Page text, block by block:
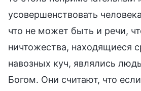
усовершенствовать
что не может быть и речи,
ничтожества, находящиеся
навозных куч, являлись
Богом. Они считают, что